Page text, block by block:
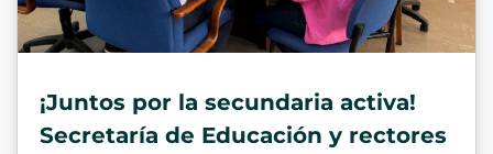
¡Juntos por la secundaria activa!
Secretaría de Educación y rectores